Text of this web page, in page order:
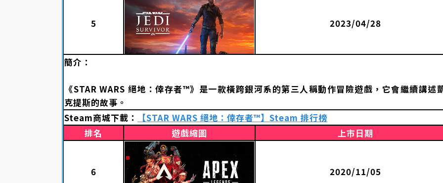
5 2023/04/28
簡介：
《STAR WARS 絕地：倖存者™》是一款橫跨銀河系的第三人稱動作冒險遊戲，它會繼續講述
克提斯的故事。
Steam商城下載：
【STAR WARS 絕地：倖存者™】Steam 排行榜
排名
遊戲縮圖 上市日期
6 2020/11/05